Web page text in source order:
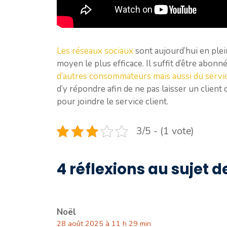
Les réseaux sociaux sont aujourd’hui en
moyen le plus efficace. Il suffit d’être
d’autres consommateurs mais aussi du
d’y répondre afin de ne pas laisser un client
pour joindre le service client.
3/5 - (1 vote)
4 réflexions au sujet
Noël
28 août 2025 à 11 h 29 min